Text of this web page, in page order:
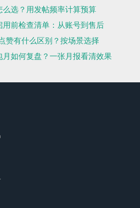
么选？用发帖频率计算预算
用前检查清单：从账号到售后
赞有什么区别？按场景选择
月如何复盘？一张月报看清效果